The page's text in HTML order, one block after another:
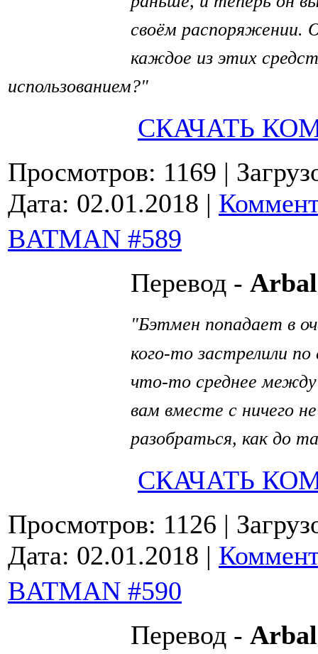
своём распоряжении.
каждое из этих
использованием?"
СКАЧАТЬ
Просмотров: 1169 |
Дата: 02.01.2018 |
BATMAN #589
Перевод -
"Бэтмен попадает в
кого-то застрелили
что-то среднее
вам вместе с ничего
разобраться, как до
СКАЧАТЬ
Просмотров: 1126 |
Дата: 02.01.2018 |
BATMAN #590
Перевод -